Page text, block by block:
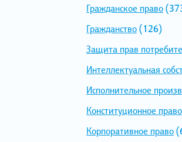
Гражданское право
Гражданство(126)
Защита прав
Интеллектуальная
Исполнительное
Конституционное право
Корпоративное право